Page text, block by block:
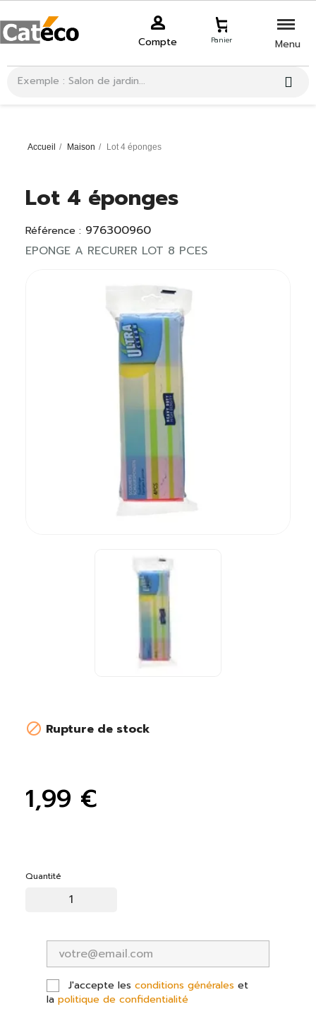
Compte Panier Menu
Accueil Maison Lot 4 éponges
Lot 4 éponges
Référence : 976300960
EPONGE A RECURER LOT 8 PCES
 Rupture de stock
1,99 €
Quantité
J'accepte les conditions générales et
la politique de confidentialité